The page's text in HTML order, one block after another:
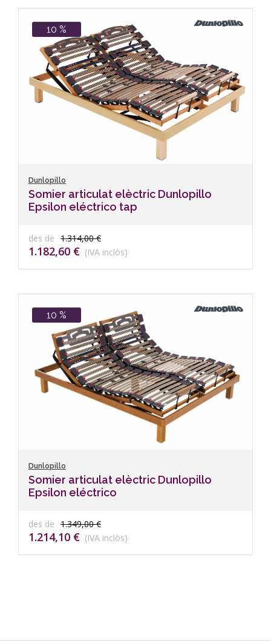
10 %
Dunlopillo
Somier articulat elèctric Dunlopillo
Epsilon eléctrico tap
des de 1.314,00 €
1.182,60 € (IVA inclòs)
10 %
Dunlopillo
Somier articulat elèctric Dunlopillo
Epsilon eléctrico
des de 1.349,00 €
1.214,10 € (IVA inclòs)